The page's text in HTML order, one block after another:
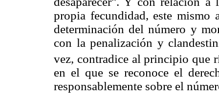
propia fecundidad, este mismo
determinación del número y
con la penalización y
vez, contradice al principio que
en el que se reconoce el
responsablemente sobre el